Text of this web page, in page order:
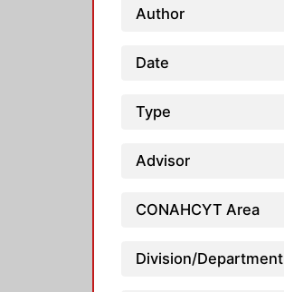
Author
Date
Type
Advisor
CONAHCYT Area
Division/Department